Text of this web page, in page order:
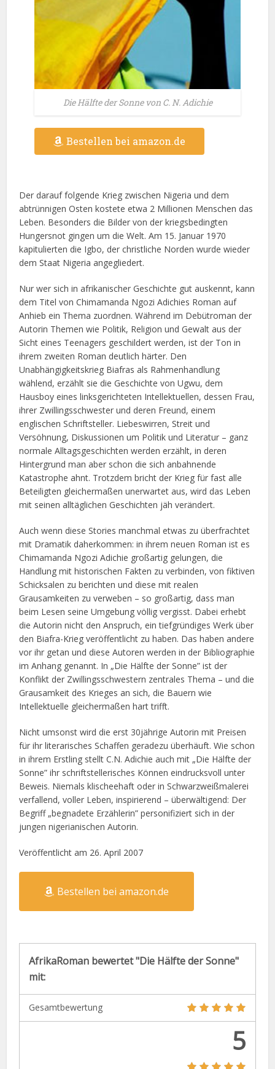
Die Hälfte der Sonne von C. N. Adichie
Bestellen bei amazon.de
Der darauf folgende Krieg zwischen Nigeria und dem
abtrünnigen Osten kostete etwa 2 Millionen Menschen das
Leben. Besonders die Bilder von der kriegsbedingten
Hungersnot gingen um die Welt. Am 15. Januar 1970
kapitulierten die Igbo, der christliche Norden wurde wieder
dem Staat Nigeria angegliedert.
Nur wer sich in afrikanischer Geschichte gut auskennt, kann
dem Titel von Chimamanda Ngozi Adichies Roman auf
Anhieb ein Thema zuordnen. Während im Debütroman der
Autorin Themen wie Politik, Religion und Gewalt aus der
Sicht eines Teenagers geschildert werden, ist der Ton in
ihrem zweiten Roman deutlich härter. Den
Unabhängigkeitskrieg Biafras als Rahmenhandlung
wählend, erzählt sie die Geschichte von Ugwu, dem
Hausboy eines linksgerichteten Intellektuellen, dessen Frau,
ihrer Zwillingsschwester und deren Freund, einem
englischen Schriftsteller. Liebeswirren, Streit und
Versöhnung, Diskussionen um Politik und Literatur – ganz
normale Alltagsgeschichten werden erzählt, in deren
Hintergrund man aber schon die sich anbahnende
Katastrophe ahnt. Trotzdem bricht der Krieg für fast alle
Beteiligten gleichermaßen unerwartet aus, wird das Leben
mit seinen alltäglichen Geschichten jäh verändert.
Auch wenn diese Stories manchmal etwas zu überfrachtet
mit Dramatik daherkommen: in ihrem neuen Roman ist es
Chimamanda Ngozi Adichie großartig gelungen, die
Handlung mit historischen Fakten zu verbinden, von fiktiven
Schicksalen zu berichten und diese mit realen
Grausamkeiten zu verweben – so großartig, dass man
beim Lesen seine Umgebung völlig vergisst. Dabei erhebt
die Autorin nicht den Anspruch, ein tiefgründiges Werk über
den Biafra-Krieg veröffentlicht zu haben. Das haben andere
vor ihr getan und diese Autoren werden in der Bibliographie
im Anhang genannt. In „Die Hälfte der Sonne” ist der
Konflikt der Zwillingsschwestern zentrales Thema – und die
Grausamkeit des Krieges an sich, die Bauern wie
Intellektuelle gleichermaßen hart trifft.
Nicht umsonst wird die erst 30jährige Autorin mit Preisen
für ihr literarisches Schaffen geradezu überhäuft. Wie schon
in ihrem Erstling stellt C.N. Adichie auch mit „Die Hälfte der
Sonne” ihr schriftstellerisches Können eindrucksvoll unter
Beweis. Niemals klischeehaft oder in Schwarzweißmalerei
verfallend, voller Leben, inspirierend – überwältigend: Der
Begriff „begnadete Erzählerin” personifiziert sich in der
jungen nigerianischen Autorin.
Veröffentlicht am 26. April 2007
Bestellen bei amazon.de
AfrikaRoman bewertet "Die Hälfte der Sonne"
mit:
Gesamtbewertung
5